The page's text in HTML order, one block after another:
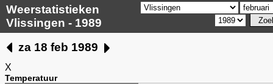
Weerstatistieken
Vlissingen - 1989
za 18 feb 1989
X
Temperatuur